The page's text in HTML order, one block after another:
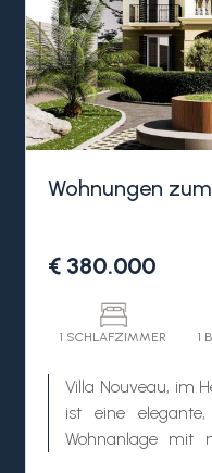
Wohnungen
€ 380.000
1 SCHLAFZIMMER 1
Villa Nouveau, im
ist eine
Wohnanlage mit